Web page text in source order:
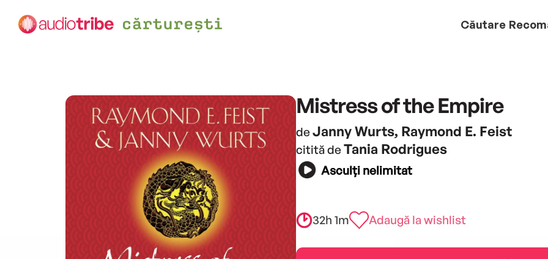
Căutare
Mistress of the Empire
de Janny Wurts, Raymond E. Feist
citită de Tania Rodrigues
Asculți nelimitat
32h 1m Adaugă la wishlist